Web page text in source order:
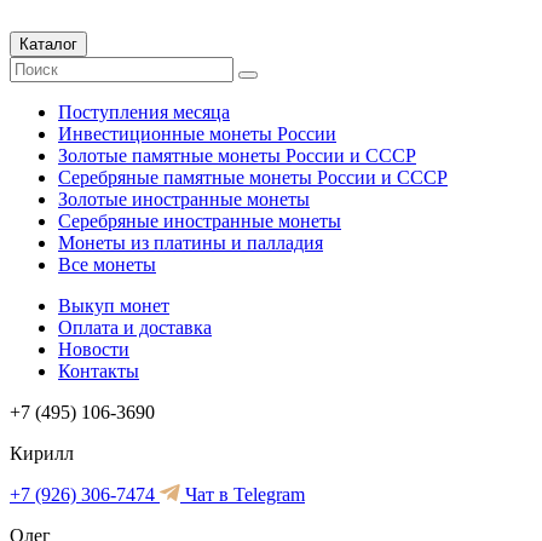
Каталог
Поступления месяца
Инвестиционные монеты России
Золотые памятные монеты России и СССР
Серебряные памятные монеты России и СССР
Золотые иностранные монеты
Серебряные иностранные монеты
Монеты из платины и палладия
Все монеты
Выкуп монет
Оплата и доставка
Новости
Контакты
+7 (495) 106-3690
Кирилл
+7 (926) 306-7474
Чат в Telegram
Олег